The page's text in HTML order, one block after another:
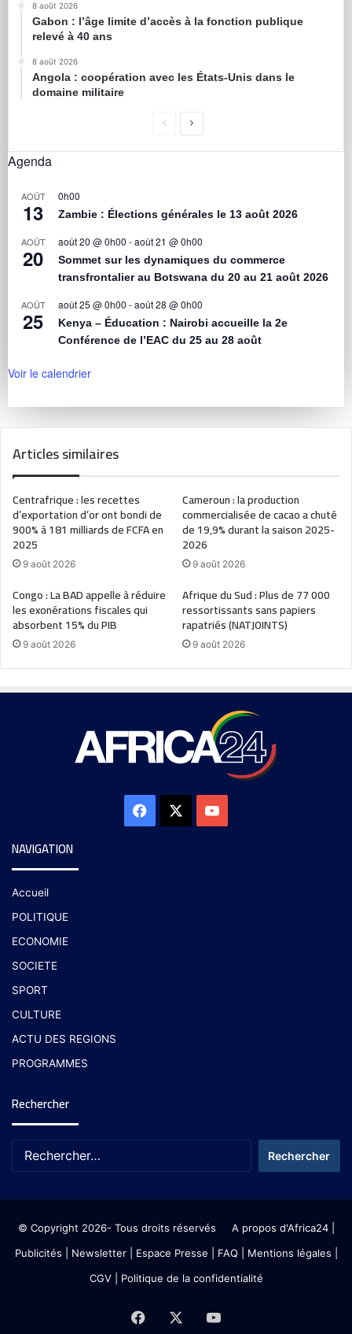
8 août 2026
Gabon : l’âge limite d’accès à la fonction publique
relevé à 40 ans
8 août 2026
Angola : coopération avec les États-Unis dans le
domaine militaire
Agenda
AOÛT
13
0h00
Zambie : Élections générales le 13 août 2026
AOÛT
20
août 20 @ 0h00 -août 21 @ 0h00
Sommet sur les dynamiques du commerce
transfrontalier au Botswana du 20 au 21 août 2026
AOÛT
25
août 25 @ 0h00 -août 28 @ 0h00
Kenya – Éducation : Nairobi accueille la 2e
Conférence de l’EAC du 25 au 28 août
Voir le calendrier
Articles similaires
Centrafrique : les recettes
d’exportation d’or ont bondi de
900% à 181 milliards de FCFA en
2025
9 août 2026
Cameroun : la production
commercialisée de cacao a chuté
de 19,9% durant la saison 2025-
2026
9 août 2026
Congo : La BAD appelle à réduire
les exonérations fiscales qui
absorbent 15% du PIB
9 août 2026
Afrique du Sud : Plus de 77 000
ressortissants sans papiers
rapatriés (NATJOINTS)
9 août 2026
NAVIGATION
Accueil
POLITIQUE
ECONOMIE
SOCIETE
SPORT
CULTURE
ACTU DES REGIONS
PROGRAMMES
Rechercher
© Copyright 2026- Tous droits réservés A propos d'Africa24|
Publicités
Newsletter| Espace Presse | FAQ | Mentions légales
CGV| Politique de la confidentialité